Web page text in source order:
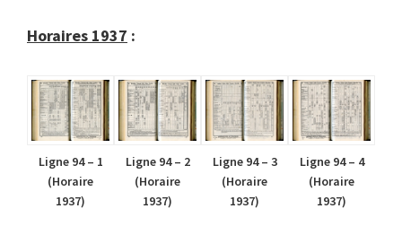
Horaires 1937 :
Ligne 94 – 1
(Horaire
1937)
Ligne 94 – 2
(Horaire
1937)
Ligne 94 – 3
(Horaire
1937)
Ligne 94 – 4
(Horaire
1937)